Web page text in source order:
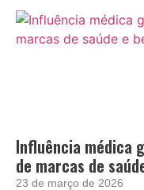
Influência médica
de marcas de
23 de março de 2026